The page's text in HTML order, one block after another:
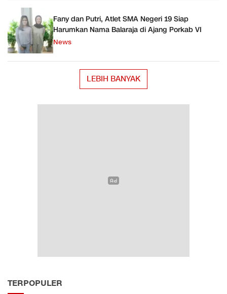
Fany dan Putri, Atlet SMA Negeri 19 Siap
Harumkan Nama Balaraja di Ajang Porkab VI
News
LEBIH BANYAK
TERPOPULER